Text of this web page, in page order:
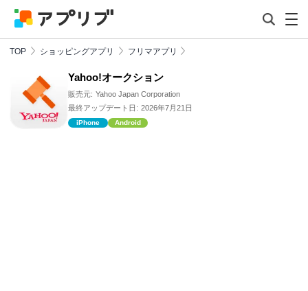
TOP ショッピングアプリ フリマアプリ
Yahoo!オークション
販売元: Yahoo Japan Corporation
最終アップデート日: 2026年7月21日
iPhone Android